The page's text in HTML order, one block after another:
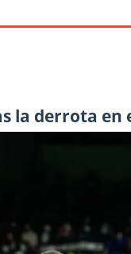
la derrota en